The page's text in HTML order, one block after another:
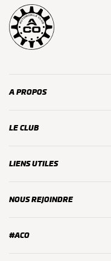
A PROPOS
LE CLUB
LIENS UTILES
NOUS REJOINDRE
#ACO